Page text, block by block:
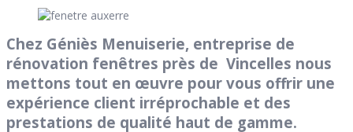
Chez Géniès Menuiserie, entreprise de
rénovation fenêtres près de Vincelles nous
mettons tout en œuvre pour vous offrir une
expérience client irréprochable et des
prestations de qualité haut de gamme.